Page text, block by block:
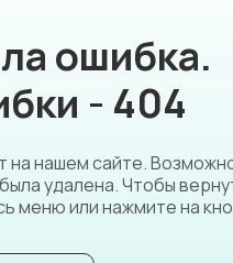
ошибка.
- 404
на нашем сайте.
удалена. Чтобы
меню или нажмите на